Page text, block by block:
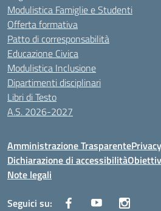
Modulistica Famiglie e Studenti
Offerta formativa
Patto di corresponsabilità
Educazione Civica
Modulistica Inclusione
Dipartimenti disciplinari
Libri di Testo
A.S. 2026-2027
Amministrazione Trasparente
Dichiarazione di accessibilità
Note legali
Seguici su: